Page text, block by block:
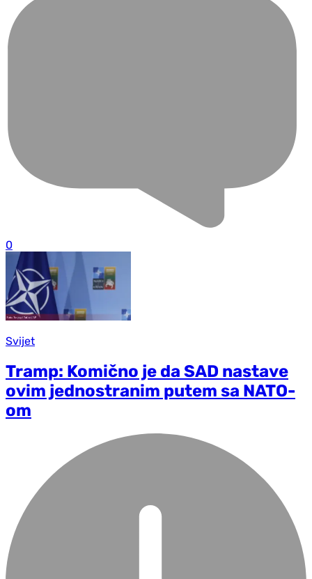
0
Svijet
Tramp: Komično je da SAD nastave
ovim jednostranim putem sa NATO-
om